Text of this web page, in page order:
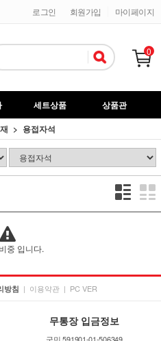
마이페이지
회원가입
로그인
0
세트상품
상품관
용접자석
중 입니다.
방침 | 이용약관 | PC VER
무통장 입금정보